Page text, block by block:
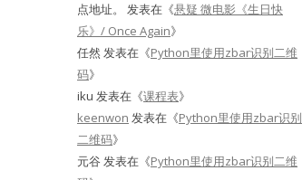
点地址。
发表在《悬疑 微电影《生日快
乐》/ Once Again》
任然 发表在《Python里使用zbar识别二维
码》
iku 发表在《课程表》
keenwon 发表在《Python里使用zbar识别
二维码》
元谷发表在《Python里使用zbar识别二维